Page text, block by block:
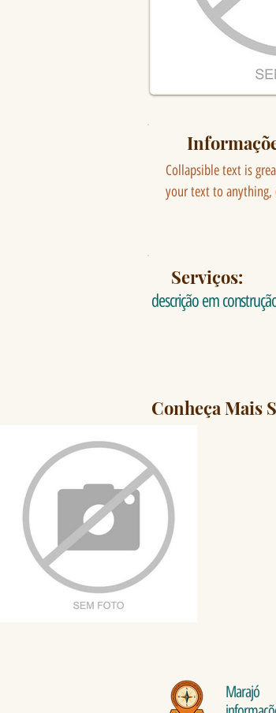
Collapsible text is
your text to anything,
Serviços:
descrição em
Conheça Mais